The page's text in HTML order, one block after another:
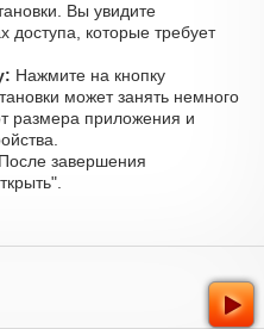
Вы увидите
доступа, которые требует
Нажмите на кнопку
может занять немного
размера приложения и
После завершения